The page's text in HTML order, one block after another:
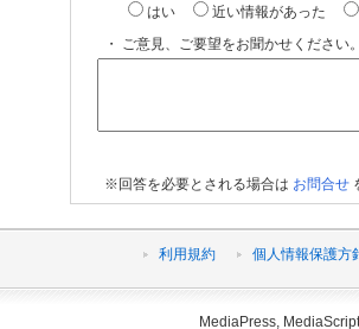
はい
近い情報があった
・ ご意見、ご要望をお聞かせください
※回答を必要とされる場合は お問合せ
利用規約 個人情報保護方
MediaPress,